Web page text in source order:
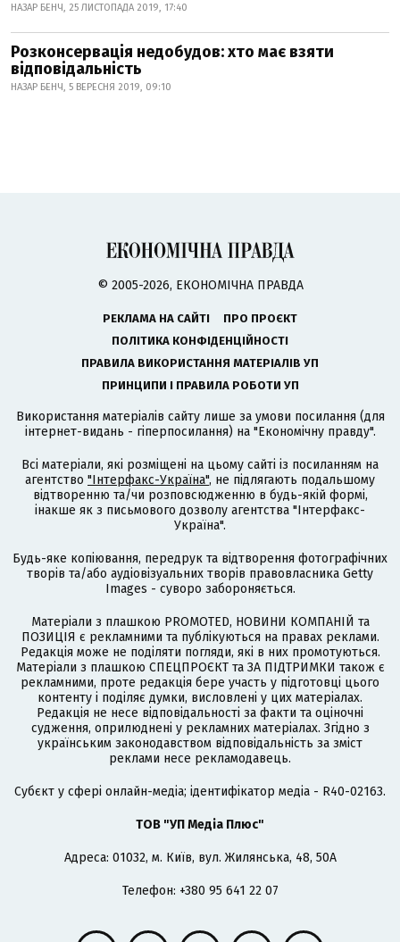
НАЗАР БЕНЧ, 25 ЛИСТОПАДА 2019, 17:40
Розконсервація недобудов: хто має взяти
відповідальність
НАЗАР БЕНЧ, 5 ВЕРЕСНЯ 2019, 09:10
© 2005-2026, ЕКОНОМІЧНА ПРАВДА
РЕКЛАМА НА САЙТІ
ПРО ПРОЄКТ
ПОЛІТИКА КОНФІДЕНЦІЙНОСТІ
ПРАВИЛА ВИКОРИСТАННЯ МАТЕРІАЛІВ УП
ПРИНЦИПИ І ПРАВИЛА РОБОТИ УП
Використання матеріалів сайту лише за умови посилання (для
інтернет-видань - гіперпосилання) на "Економічну правду".
Всі матеріали, які розміщені на цьому сайті із посиланням на
агентство "Інтерфакс-Україна", не підлягають подальшому
відтворенню та/чи розповсюдженню в будь-якій формі,
інакше як з письмового дозволу агентства "Інтерфакс-
Україна".
Будь-яке копіювання, передрук та відтворення фотографічних
творів та/або аудіовізуальних творів правовласника Getty
Images - суворо забороняється.
Матеріали з плашкою PROMOTED, НОВИНИ КОМПАНІЙ та
ПОЗИЦІЯ є рекламними та публікуються на правах реклами.
Редакція може не поділяти погляди, які в них промотуються.
Матеріали з плашкою СПЕЦПРОЄКТ та ЗА ПІДТРИМКИ також є
рекламними, проте редакція бере участь у підготовці цього
контенту і поділяє думки, висловлені у цих матеріалах.
Редакція не несе відповідальності за факти та оціночні
судження, оприлюднені у рекламних матеріалах. Згідно з
українським законодавством відповідальність за зміст
реклами несе рекламодавець.
Cубєкт у сфері онлайн-медіа; ідентифікатор медіа - R40-02163.
ТОВ "УП Медіа Плюс"
Адреса: 01032, м. Київ, вул. Жилянська, 48, 50А
Телефон: +380 95 641 22 07